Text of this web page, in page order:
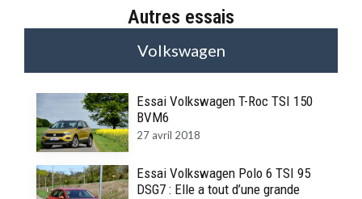
Autres essais
Volkswagen
Essai Volkswagen T-Roc TSI 150
BVM6
27 avril 2018
Essai Volkswagen Polo 6 TSI 95
DSG7 : Elle a tout d’une grande